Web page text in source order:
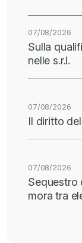
07/08/2026
Sulla
nelle s.r.l.
07/08/2026
Il diritto
07/08/2026
Sequestro
mora tra